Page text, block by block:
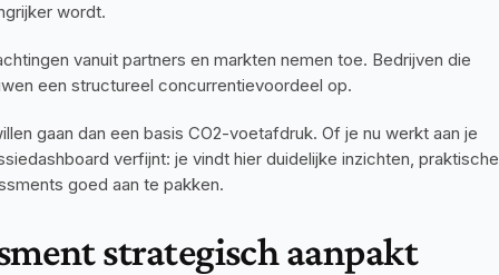
wordt.
vanuit partners en markten nemen toe. Bedrijven die
een structureel concurrentievoordeel op.
gaan dan een basis CO2-voetafdruk. Of je nu werkt aan je
verfijnt: je vindt hier duidelijke inzichten, praktische
goed aan te pakken.
strategisch aanpakt